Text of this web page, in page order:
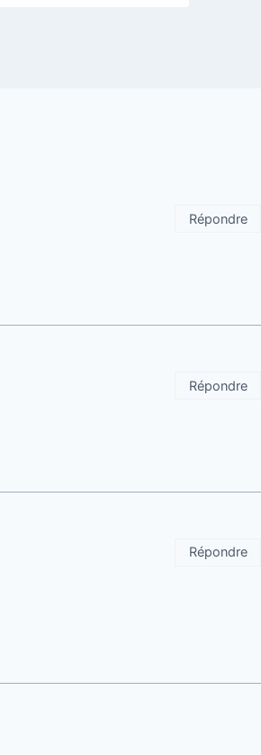
Répondre
Répondre
Répondre